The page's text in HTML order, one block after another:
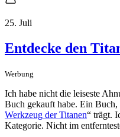
25. Juli
Entdecke den
Werbung
Ich habe nicht die leiseste
Buch gekauft habe. Ein Buch,
Werkzeug der Titanen“ trägt.
Kategorie. Nicht im